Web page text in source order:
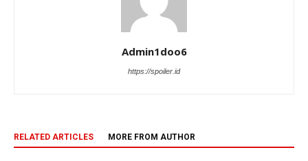
Admin1doo6
https://spoiler.id
RELATED ARTICLES MORE FROM AUTHOR